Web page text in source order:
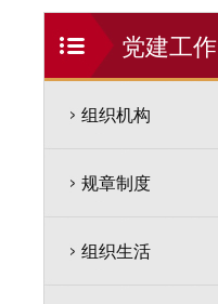
党建工作
组织机构
规章制度
组织生活